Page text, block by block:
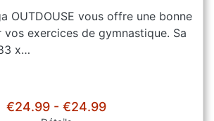
OUTDOUSE vous offre une bonne
exercices de gymnastique. Sa
x…
€24.99 - €24.99